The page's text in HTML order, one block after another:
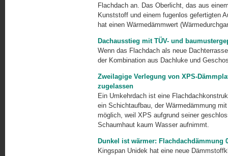
Flachdach an. Das Oberlicht, das aus
Kunststoff und einem fugenlos gefertigten
hat einen Wärmedämmwert
Dachausstieg mit TÜV- und
Wenn das Flachdach als neue
der Kombination aus Dachluke und
Zweilagige Verlegung von XPS-
zugelassen
Ein Umkehrdach ist eine
ein Schichtaufbau, der Wärmedämmung
möglich, weil XPS aufgrund seiner
Schaumhaut kaum Wasser aufnimmt.
Dunkel ist wärmer: Flachdachdämmung
Kingspan Unidek hat eine neue